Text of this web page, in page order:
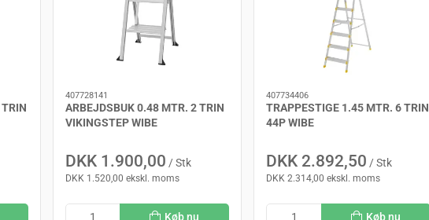
407728141
ARBEJDSBUK 0.48 MTR. 2 TRIN
VIKINGSTEP WIBE
DKK 1.900,00 / Stk
DKK 1.520,00 ekskl. moms
Køb nu
407734406
TRAPPESTIGE 1.45 MTR. 6 TRIN
44P WIBE
DKK 2.892,50 / Stk
DKK 2.314,00 ekskl. moms
Køb nu